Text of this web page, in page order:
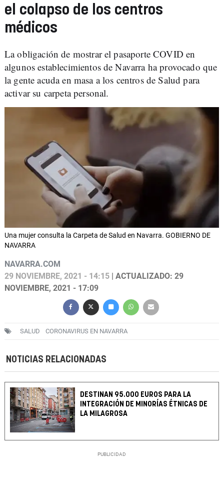
el colapso de los centros
médicos
La obligación de mostrar el pasaporte COVID en
algunos establecimientos de Navarra ha provocado que
la gente acuda en masa a los centros de Salud para
activar su carpeta personal.
Una mujer consulta la Carpeta de Salud en Navarra. GOBIERNO DE
NAVARRA
NAVARRA.COM
29 NOVIEMBRE, 2021 - 14:15 | ACTUALIZADO: 29
NOVIEMBRE, 2021 - 17:09
SALUD CORONAVIRUS EN NAVARRA
NOTICIAS RELACIONADAS
DESTINAN 95.000 EUROS PARA LA
INTEGRACIÓN DE MINORÍAS ÉTNICAS DE
LA MILAGROSA